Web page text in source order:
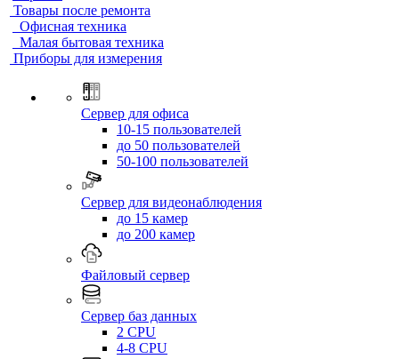
Товары после ремонта
Офисная техника
Малая бытовая техника
Приборы для измерения
Сервер для офиса
10-15 пользователей
до 50 пользователей
50-100 пользователей
Сервер для видеонаблюдения
до 15 камер
до 200 камер
Файловый сервер
Сервер баз данных
2 CPU
4-8 CPU